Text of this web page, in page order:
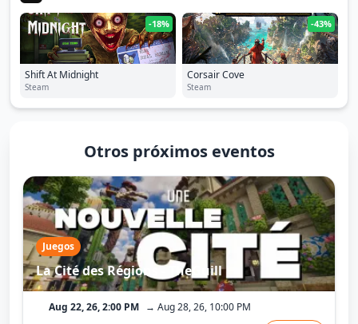
-18%
Shift At Midnight
Steam
-43%
Corsair Cove
Steam
Otros próximos eventos
Juegos
La Cité des Régions - TheGuill
Aug 22, 26, 2:00 PM → Aug 28, 26, 10:00 PM